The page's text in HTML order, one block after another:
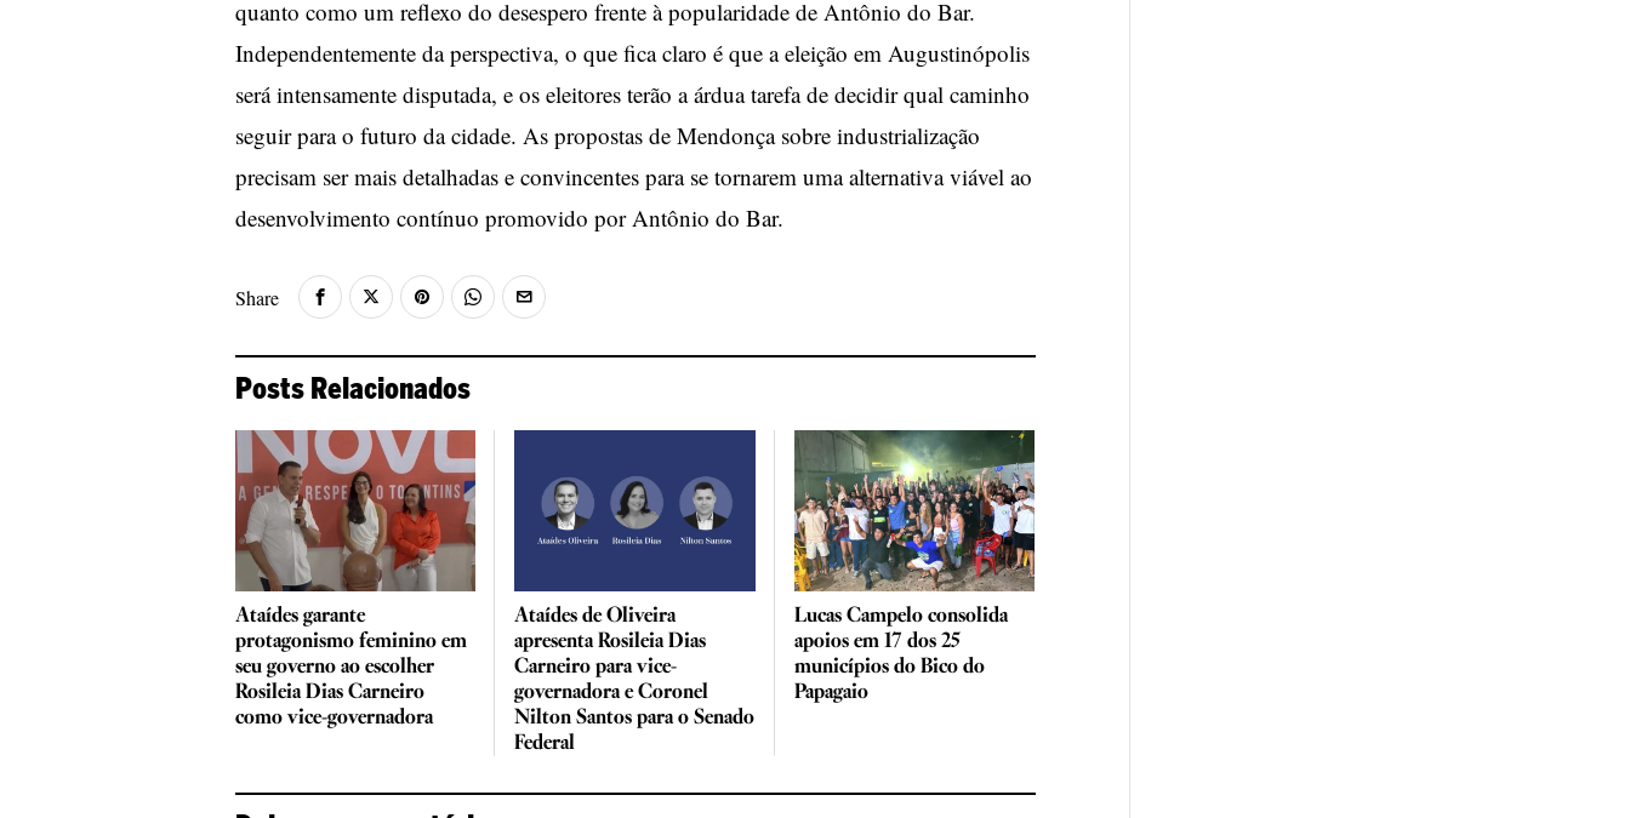
quanto como um reflexo do desespero frente à popularidade de Antônio do Bar.
Independentemente da perspectiva, o que fica claro é que a eleição em Augustinópolis
será intensamente disputada, e os eleitores terão a árdua tarefa de decidir qual caminho
seguir para o futuro da cidade. As propostas de Mendonça sobre industrialização
precisam ser mais detalhadas e convincentes para se tornarem uma alternativa viável ao
desenvolvimento contínuo promovido por Antônio do Bar.
Share
Posts Relacionados
Ataídes garante
protagonismo feminino em
seu governo ao escolher
Rosileia Dias Carneiro
como vice-governadora
Ataídes de Oliveira
apresenta Rosileia Dias
Carneiro para vice-
governadora e Coronel
Nilton Santos para o Senado
Federal
Lucas Campelo consolida
apoios em 17 dos 25
municípios do Bico do
Papagaio